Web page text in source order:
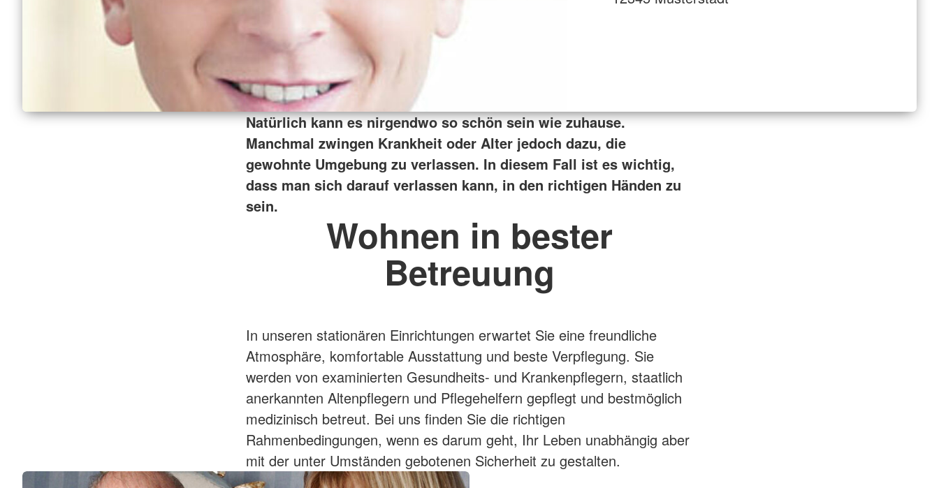
Natürlich kann es nirgendwo so schön sein wie zuhause.
Manchmal zwingen Krankheit oder Alter jedoch dazu, die
gewohnte Umgebung zu verlassen. In diesem Fall ist es wichtig,
dass man sich darauf verlassen kann, in den richtigen Händen zu
sein.
Wohnen in bester
Betreuung
In unseren stationären Einrichtungen erwartet Sie eine freundliche
Atmosphäre, komfortable Ausstattung und beste Verpflegung. Sie
werden von examinierten Gesundheits- und Krankenpflegern, staatlich
anerkannten Altenpflegern und Pflegehelfern gepflegt und bestmöglich
medizinisch betreut. Bei uns finden Sie die richtigen
Rahmenbedingungen, wenn es darum geht, Ihr Leben unabhängig aber
mit der unter Umständen gebotenen Sicherheit zu gestalten.